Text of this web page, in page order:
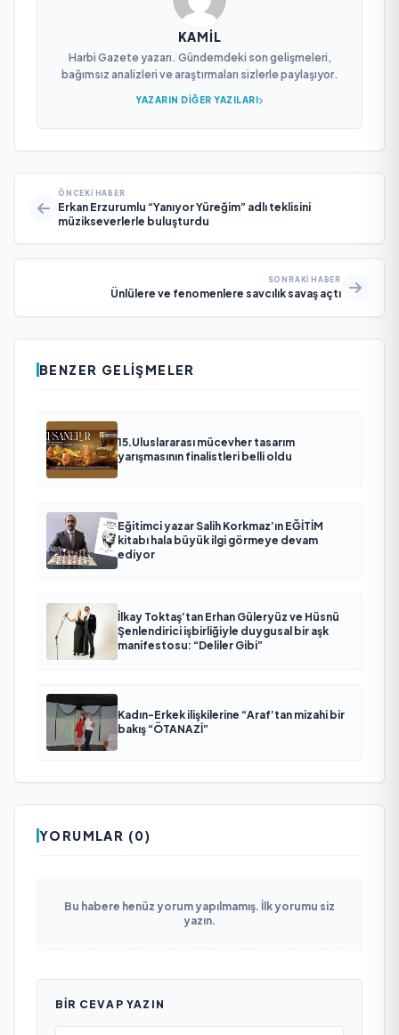
KAMIL
Harbi Gazete yazarı. Gündemdeki son gelişmeleri,
bağımsız analizleri ve araştırmaları sizlerle paylaşıyor.
YAZARIN DIĞER YAZILARI
ÖNCEKI HABER
Erkan Erzurumlu “Yanıyor Yüreğim” adlı teklisini
müzikseverlerle buluşturdu
SONRAKI HABER
Ünlülere ve fenomenlere savcılık savaş açtı
BENZER GELIŞMELER
15.Uluslararası mücevher tasarım
yarışmasının finalistleri belli oldu
Eğitimci yazar Salih Korkmaz’ın EĞİTİM
kitabı hala büyük ilgi görmeye devam
ediyor
İlkay Toktaş’tan Erhan Güleryüz ve Hüsnü
Şenlendirici işbirliğiyle duygusal bir aşk
manifestosu: “Deliler Gibi”
Kadın-Erkek ilişkilerine “Araf’tan mizahi bir
bakış “ÖTANAZİ”
YORUMLAR (0)
Bu habere henüz yorum yapılmamış. İlk yorumu siz
yazın.
BIR CEVAP YAZIN